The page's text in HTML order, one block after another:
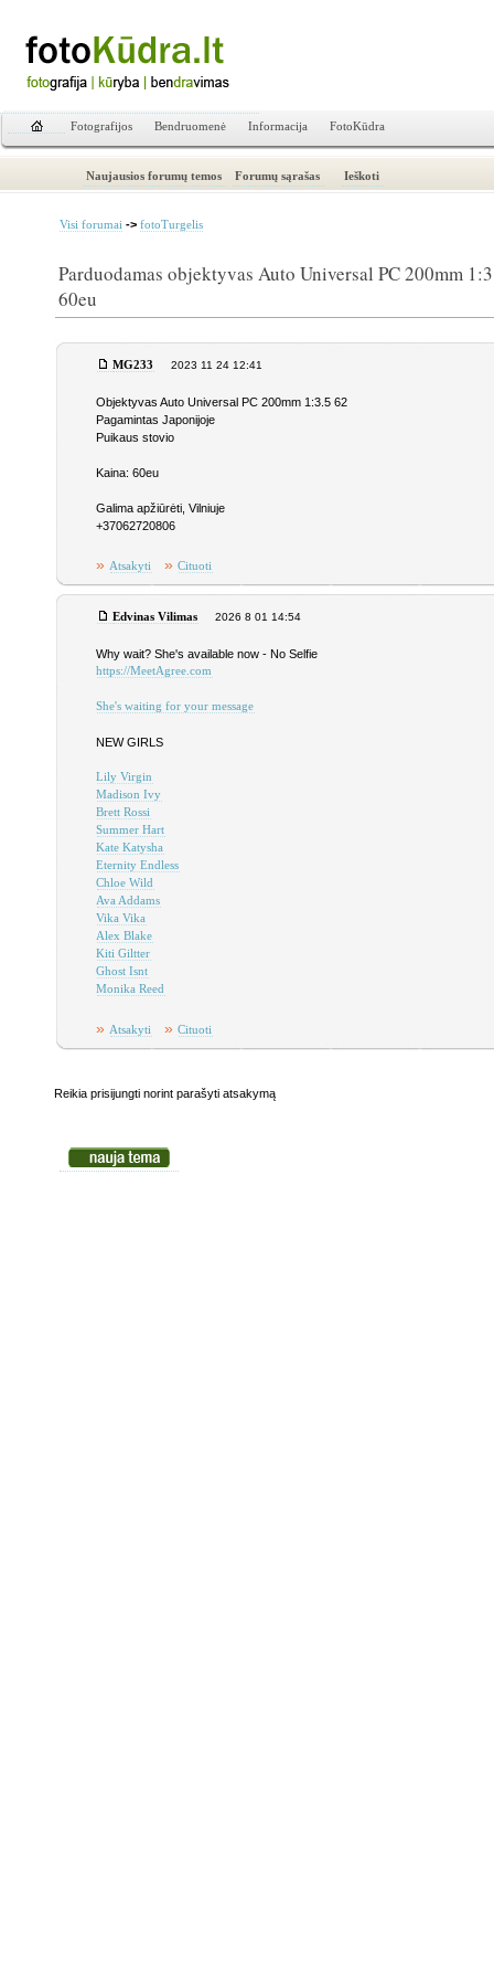
Fotografijos Bendruomenė Informacija FotoKūdra
Naujausios forumų temos Forumų sąrašas Ieškoti
Visi forumai -> fotoTurgelis
Parduodamas objektyvas Auto Universal PC 200mm
60eu
MG233 2023 11 24 12:41
Objektyvas Auto Universal PC 200mm 1:3.5 62
Pagamintas Japonijoje
Puikaus stovio
Kaina: 60eu
Galima apžiūrėti, Vilniuje
+37062720806
» Atsakyti » Cituoti
Edvinas Vilimas 2026 8 01 14:54
Why wait? She's available now - No Selfie
https://MeetAgree.com
She's waiting for your message
NEW GIRLS
Lily Virgin
Madison Ivy
Brett Rossi
Summer Hart
Kate Katysha
Eternity Endless
Chloe Wild
Ava Addams
Vika Vika
Alex Blake
Kiti Giltter
Ghost Isnt
Monika Reed
» Atsakyti » Cituoti
Reikia prisijungti norint parašyti atsakymą